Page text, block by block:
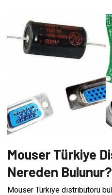
Mouser Türkiye
Nereden Bulunur?
Mouser Türkiye distribütörü